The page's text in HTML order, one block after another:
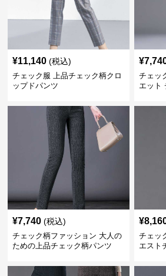
¥11,140 (税込)
チェック服 上品チェック柄クロ
ップドパンツ
¥
チェッ
エット
¥7,740 (税込)
チェック柄ファッション 大人の
ための上品チェック柄パンツ
¥
チェッ
エスト